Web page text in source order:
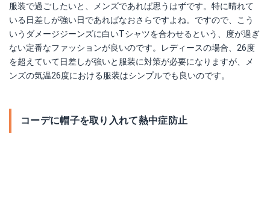
服装で過ごしたいと、メンズであれば思うはずです。特に晴れて
いる日差しが強い日であればなおさらですよね。ですので、こう
いうダメージジーンズに白いTシャツを合わせるという、度が過ぎ
ない定番なファッションが良いのです。レディースの場合、26度
を超えていて日差しが強いと服装に対策が必要になりますが、メ
ンズの気温26度における服装はシンプルでも良いのです。
コーデに帽子を取り入れて熱中症防止